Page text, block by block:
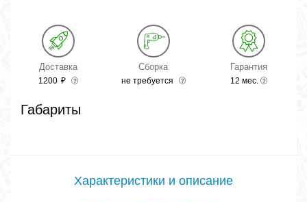
Доставка
1200 ₽
Сборка
не требуется
Гарантия
12 мес.
Габариты
Характеристики и описание